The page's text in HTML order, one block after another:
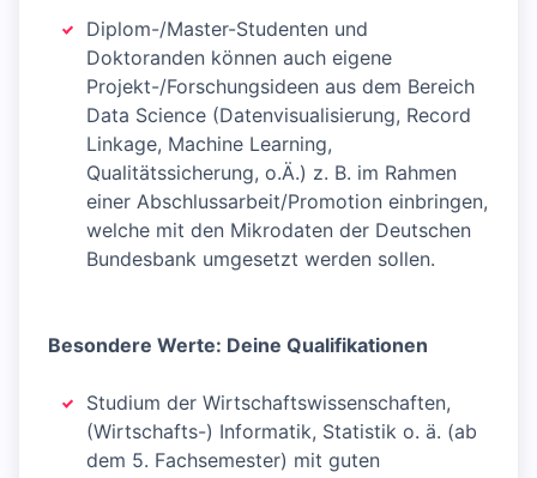
Diplom-/Master-Studenten und
Doktoranden können auch eigene
Projekt-/Forschungsideen aus dem Bereich
Data Science (Datenvisualisierung, Record
Linkage, Machine Learning,
Qualitätssicherung, o.Ä.) z. B. im Rahmen
einer Abschlussarbeit/Promotion einbringen,
welche mit den Mikrodaten der Deutschen
Bundesbank umgesetzt werden sollen.
Besondere Werte: Deine Qualifikationen
Studium der Wirtschaftswissenschaften,
(Wirtschafts-) Informatik, Statistik o. ä. (ab
dem 5. Fachsemester) mit guten